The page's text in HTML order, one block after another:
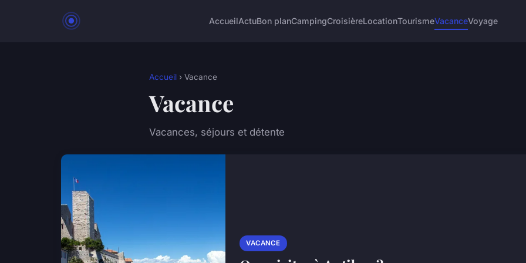
AccueilActuBon planCampingCroisièreLocationTourismeVacanceVoyage
Accueil › Vacance
Vacance
Vacances, séjours et détente
VACANCE